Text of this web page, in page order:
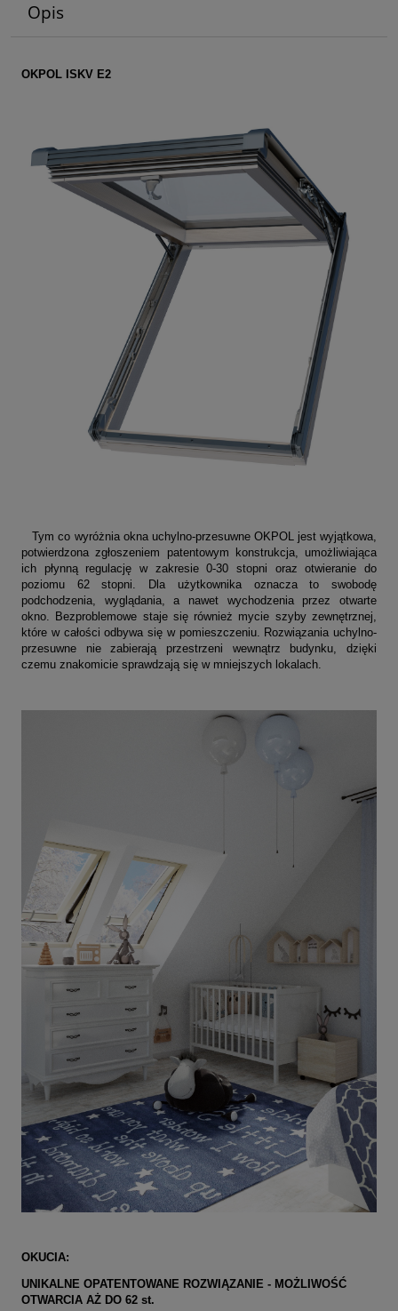
Opis
OKPOL ISKV E2
Tym co wyróżnia okna uchylno-przesuwne OKPOL jest wyjątkowa,
potwierdzona zgłoszeniem patentowym konstrukcja, umożliwiająca
ich płynną regulację w zakresie 0-30 stopni oraz otwieranie do
poziomu 62 stopni. Dla użytkownika oznacza to swobodę
podchodzenia, wyglądania, a nawet wychodzenia przez otwarte
okno. Bezproblemowe staje się również mycie szyby zewnętrznej,
które w całości odbywa się w pomieszczeniu. Rozwiązania uchylno-
przesuwne nie zabierają przestrzeni wewnątrz budynku, dzięki
czemu znakomicie sprawdzają się w mniejszych lokalach.
OKUCIA:
UNIKALNE OPATENTOWANE ROZWIĄZANIE - MOŻLIWOŚĆ
OTWARCIA AŻ DO 62 st.